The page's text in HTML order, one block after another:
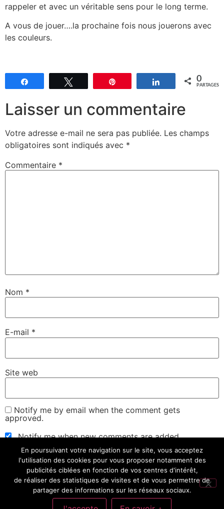
rappeler et avec un véritable sens pour le long terme.
A vous de jouer….la prochaine fois nous jouerons avec
les couleurs.
Partagez 0
PARTAGES
Laisser un commentaire
Votre adresse e-mail ne sera pas publiée. Les champs
obligatoires sont indiqués avec *
Commentaire *
Nom *
E-mail *
Site web
Notify me by email when the comment gets
approved.
Notify me when new comments are added.
Mes Univers: Cinéma, Séries, Livres, Science-Fiction,
Informatique, Sciences, Environnement, Écrire
En poursuivant votre navigation sur le site, vous acceptez
l'utilisation des cookies pour vous proposer notamment des
publicités ciblées en fonction de vos centres d'intérêt,
de réaliser des statistiques de visites et de vous permettre de
partager des informations sur les réseaux sociaux.